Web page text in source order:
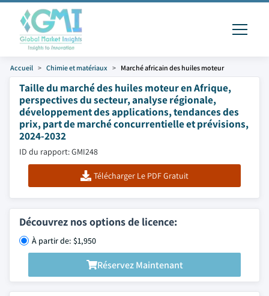
Accueil Chimie et matériaux Marché africain des huiles moteur
Taille du marché des huiles moteur en Afrique,
perspectives du secteur, analyse régionale,
développement des applications, tendances des
prix, part de marché concurrentielle et prévisions,
2024-2032
ID du rapport: GMI248
Télécharger Le PDF Gratuit
Découvrez nos options de licence:
À partir de: $1,950
Réservez Maintenant